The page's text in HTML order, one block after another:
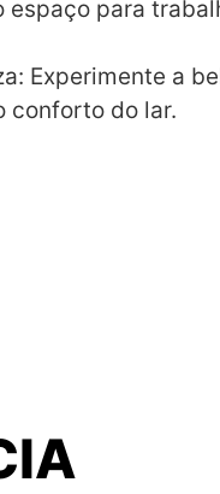
para
Experimente a
conforto do lar.